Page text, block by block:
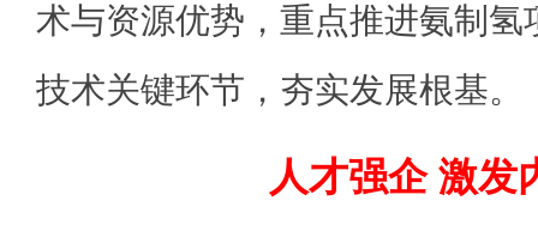
术与资源优势，重点推进氨制氢
技术关键环节，夯实发展根基。
人才强企 激发